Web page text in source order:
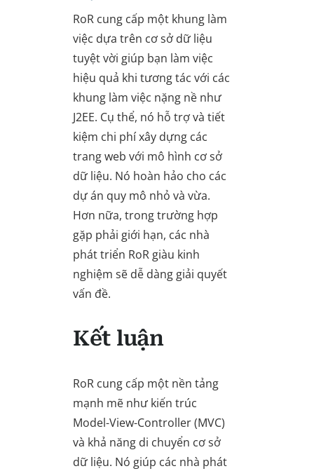
RoR cung cấp một khung làm
việc dựa trên cơ sở dữ liệu
tuyệt vời giúp bạn làm việc
hiệu quả khi tương tác với các
khung làm việc nặng nề như
J2EE. Cụ thể, nó hỗ trợ và tiết
kiệm chi phí xây dựng các
trang web với mô hình cơ sở
dữ liệu. Nó hoàn hảo cho các
dự án quy mô nhỏ và vừa.
Hơn nữa, trong trường hợp
gặp phải giới hạn, các nhà
phát triển RoR giàu kinh
nghiệm sẽ dễ dàng giải quyết
vấn đề.
Kết luận
RoR cung cấp một nền tảng
mạnh mẽ như kiến trúc
Model-View-Controller (MVC)
và khả năng di chuyển cơ sở
dữ liệu. Nó giúp các nhà phát